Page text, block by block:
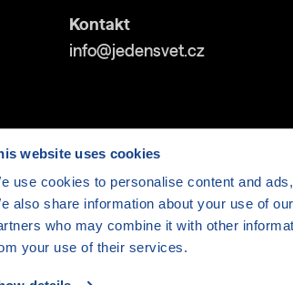
website uses cookies
use cookies to personalise content and
also share information about your use of
who may combine it with other
your use of their services.
Kontakt
info@jedensvet.cz
© 1999-2026 Člověk v tísni o.p.s.,